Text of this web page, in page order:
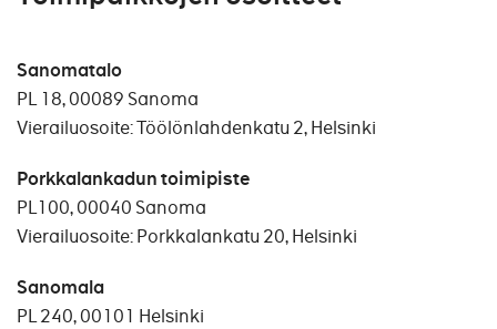
Sanomatalo
PL 18, 00089 Sanoma
Vierailuosoite: Töölönlahdenkatu 2, Helsinki
Porkkalankadun toimipiste
PL100, 00040 Sanoma
Vierailuosoite: Porkkalankatu 20, Helsinki
Sanomala
PL 240, 00101 Helsinki